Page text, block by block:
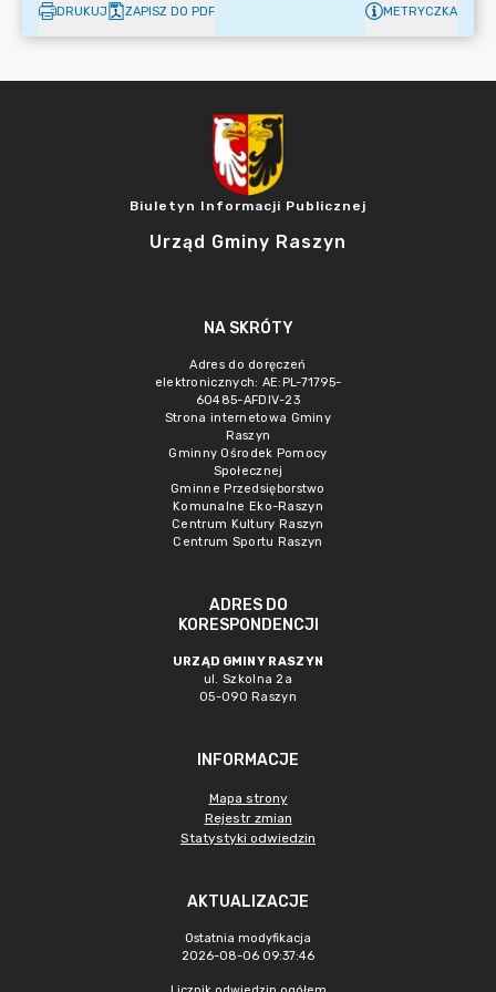
DRUKUJ ZAPISZ DO PDF METRYCZKA
Biuletyn Informacji Publicznej
Urząd Gminy Raszyn
NA SKRÓTY
Adres do doręczeń
elektronicznych: AE:PL-71795-
60485-AFDIV-23
Strona internetowa Gminy
Raszyn
Gminny Ośrodek Pomocy
Społecznej
Gminne Przedsięborstwo
Komunalne Eko-Raszyn
Centrum Kultury Raszyn
Centrum Sportu Raszyn
ADRES DO
KORESPONDENCJI
URZĄD GMINY RASZYN
ul. Szkolna 2a
05-090 Raszyn
INFORMACJE
Mapa strony
Rejestr zmian
Statystyki odwiedzin
AKTUALIZACJE
Ostatnia modyfikacja
2026-08-06 09:37:46